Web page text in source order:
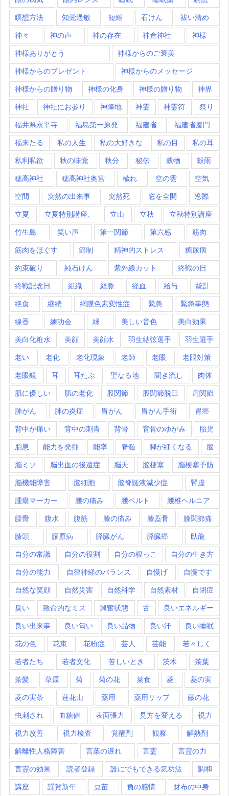
瞑想方法 知覚過敏 短縮 石けん 祓い清め
神々 神の声 神の存在 神倉神社 神様
神様ありがとう 神様からのご褒美
神様からのプレゼント 神様からのメッセージ
神様からの贈り物 神様の化身 神様の贈り物 神界
神社 神社にお参り 神降地 神霊 神霊符 祭り
福井県永平寺 福島第一原発 福建省 福建省厦門
福来たる 私の人生 私の大好きな 私の目 私の耳
私利私欲 秋の味覚 秋分 秘伝 穀物 穀雨
穂高神社 穂高神社奥宮 穢れ 空の雲 空気
空間 突然の出来事 突然死 窓を全開 窓際
立夏 立夏特別講座、 立山 立秋 立秋特別講座
竹生島 笑い声 第一関節 第六感 筋肉
筋肉をほぐす 節制 精神的ストレス 糖尿病
約束破り 純石けん 紫外線カット 終戦の日
終戦記念日 組織 経脈 経血 給与 統計
絶食 継続 網膜色素変性症 緊急 緊急事態
線香 練功会 縁 美しい音色 美白効果
美白化粧水 美顔 美顔水 羽生結弦選手 羽生選手
老い 老化 老化現象 老師 老眼 老眼対策
老眼鏡 耳 耳たぶ 聖なる地 聞き流し 肉体
肌に優しい 肌の老化 股関節 股関節脱臼 肩関節
肺がん 肺の炎症 胃がん 胃がん手術 胃癌
背中が痛い 背中の刺青 背骨 背骨のゆがみ 胎児
胎息 能力を発揮 能率 脊髄 脚が細くなる 脳
脳ミソ 脳出血の後遺症 脳天 脳梗塞 脳梗塞予防
脳機能障害 脳細胞 脳脊髄液減少症 腎虚
腫瘍マーカー 腰の痛み 腰ベルト 腰椎ヘルニア
腰骨 腹水 腹筋 膝の痛み 膝蓋骨 膝関節痛
膝頭 膠原病 膵臓がん 膵臓癌 臥龍
自分の常識 自分の役割 自分の根っこ 自分の生き方
自分の能力 自律神経のバランス 自慢げ 自慢です
自然な笑顔 自然災害 自然科学 自然素材 自閉症
臭い 致命的なミス 興奮状態 舌 良いエネルギー
良い出来事 良い匂い 良い品物 良い汗 良い睡眠
花の色 花束 花粉症 芸人 芸能 若々しく
若者たち 若者文化 苦しいとき 茨木 茶葉
茶髪 草原 菊 菊の花 菜食 菱 菱の実
菱の実茶 蓮花山 薬用 薬用リップ 藤の花
虫刺され 血糖値 表面張力 見方を変える 視力
視力改善 視力検査 覚醒剤 観察 解熱剤
解離性人格障害 言葉の遅れ 言霊 言霊の力
言霊の効果 読者登録 誰にでもできる気功法 調和
講座 謹賀新年 豆苗 負の感情 財布の中身